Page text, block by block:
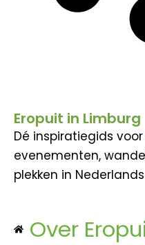
Eropuit in Limburg
Dé inspiratiegids
evenementen,
plekken in
Over